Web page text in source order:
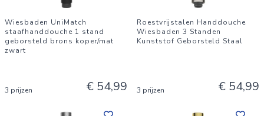
Wiesbaden UniMatch
staafhanddouche 1 stand
geborsteld brons koper/mat
zwart
3 prijzen € 54,99
Roestvrijstalen Handdouche
Wiesbaden 3 Standen
Kunststof Geborsteld Staal
3 prijzen € 54,99